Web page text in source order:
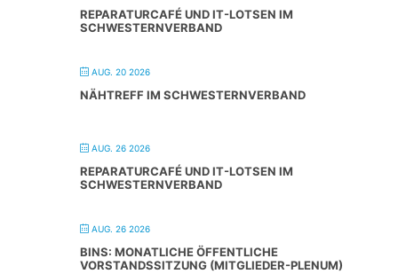
REPARATURCAFÉ UND IT-LOTSEN IM
SCHWESTERNVERBAND
AUG. 20 2026
NÄHTREFF IM SCHWESTERNVERBAND
AUG. 26 2026
REPARATURCAFÉ UND IT-LOTSEN IM
SCHWESTERNVERBAND
AUG. 26 2026
BINS: MONATLICHE ÖFFENTLICHE
VORSTANDSSITZUNG (MITGLIEDER-PLENUM)